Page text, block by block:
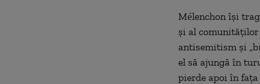
Mélenchon își
și al
antisemitism și
el să ajungă în
pierde apoi în